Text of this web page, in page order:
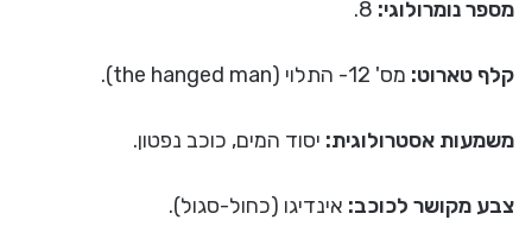
מספר נומרולוגי:
קלף טארוט: מס' 12- התלוי (the hanged man).
משמעות אסטרולוגית: יסוד המים, כוכב נפטון.
צבע מקושר לכוכב: אינדיגו (כחול-סגול).